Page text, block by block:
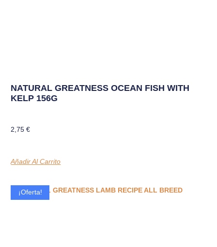
NATURAL GREATNESS OCEAN FISH WITH
KELP 156G
2,75€
Añadir Al Carrito
¡Oferta!